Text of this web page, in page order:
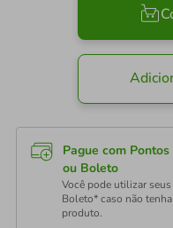
Pague com
ou Boleto
Você pode utilizar
Boleto* caso não
produto.